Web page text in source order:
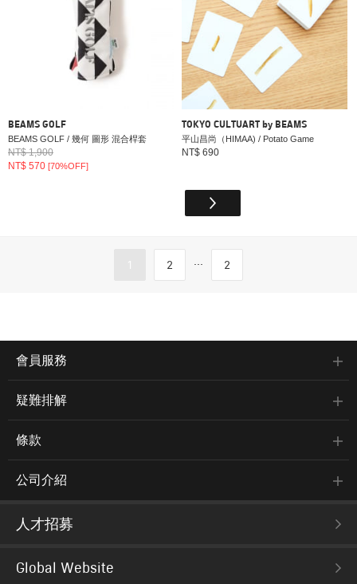
BEAMS GOLF
BEAMS GOLF / 幾何 圖形 混合桿套
NT$ 1,900
NT$ 570 [70%OFF]
TOKYO CULTUART by BEAMS
平山昌尚（HIMAA) / Potato Game
NT$ 690
1 2 ... 2
會員服務
疑難排解
條款
公司介紹
人才招募
Global Website